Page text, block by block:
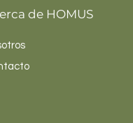
de HOMUS